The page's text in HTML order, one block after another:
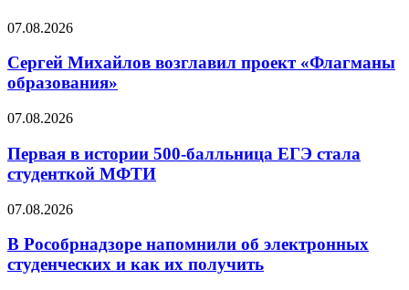
07.08.2026
Сергей Михайлов возглавил проект «Флагманы
образования»
07.08.2026
Первая в истории 500-балльница ЕГЭ стала
студенткой МФТИ
07.08.2026
В Рособрнадзоре напомнили об электронных
студенческих и как их получить